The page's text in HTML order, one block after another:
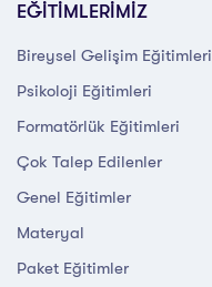
EĞİTİMLERİMİZ
Bireysel Gelişim Eğitimleri
Psikoloji Eğitimleri
Formatörlük Eğitimleri
Çok Talep Edilenler
Genel Eğitimler
Materyal
Paket Eğitimler